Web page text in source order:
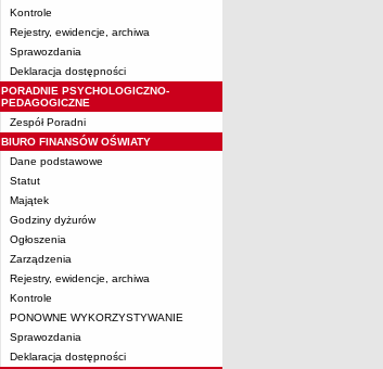
Kontrole
Rejestry, ewidencje, archiwa
Sprawozdania
Deklaracja dostępności
PORADNIE PSYCHOLOGICZNO-
PEDAGOGICZNE
Zespół Poradni
BIURO FINANSÓW OŚWIATY
Dane podstawowe
Statut
Majątek
Godziny dyżurów
Ogłoszenia
Zarządzenia
Rejestry, ewidencje, archiwa
Kontrole
PONOWNE WYKORZYSTYWANIE
Sprawozdania
Deklaracja dostępności